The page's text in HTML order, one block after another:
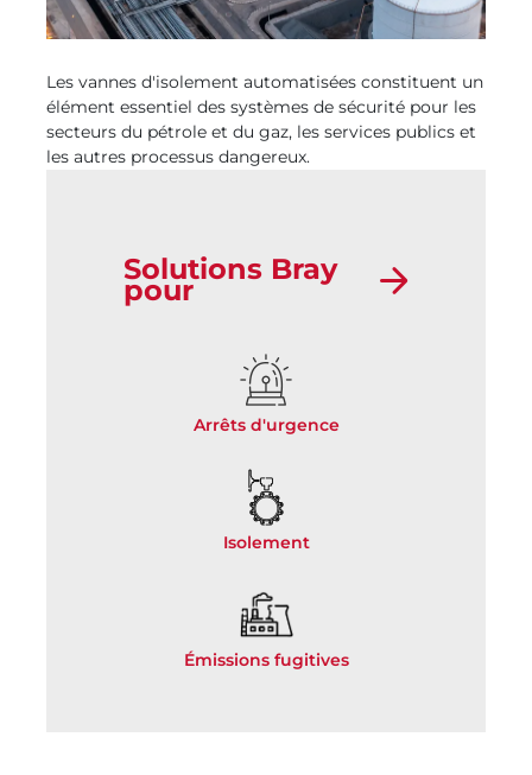
Les vannes d'isolement automatisées constituent un
élément essentiel des systèmes de sécurité pour les
secteurs du pétrole et du gaz, les services publics et
les autres processus dangereux.
Solutions Bray
pour
Arrêts d'urgence
Isolement
Émissions fugitives